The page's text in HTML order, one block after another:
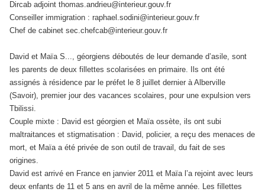
Dircab adjoint thomas.andrieu@interieur.gouv.fr
Conseiller immigration : raphael.sodini@interieur.gouv.fr
Chef de cabinet sec.chefcab@interieur.gouv.fr
David et Maïa S..., géorgiens déboutés de leur demande d’asile, sont
les parents de deux fillettes scolarisées en primaire. Ils ont été
assignés à résidence par le préfet le 8 juillet dernier à Alberville
(Savoir), premier jour des vacances scolaires, pour une expulsion vers
Tbilissi.
Couple mixte : David est géorgien et Maïa ossète, ils ont subi
maltraitances et stigmatisation : David, policier, a reçu des menaces de
mort, et Maïa a été privée de son outil de travail, du fait de ses
origines.
David est arrivé en France en janvier 2011 et Maïa l’a rejoint avec leurs
deux enfants de 11 et 5 ans en avril de la même année. Les fillettes